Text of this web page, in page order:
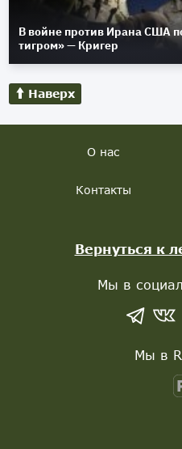
В войне против Ирана США
тигром» — Кригер
Наверх
О нас
Контакты
Вернуться к
Мы в
Мы в